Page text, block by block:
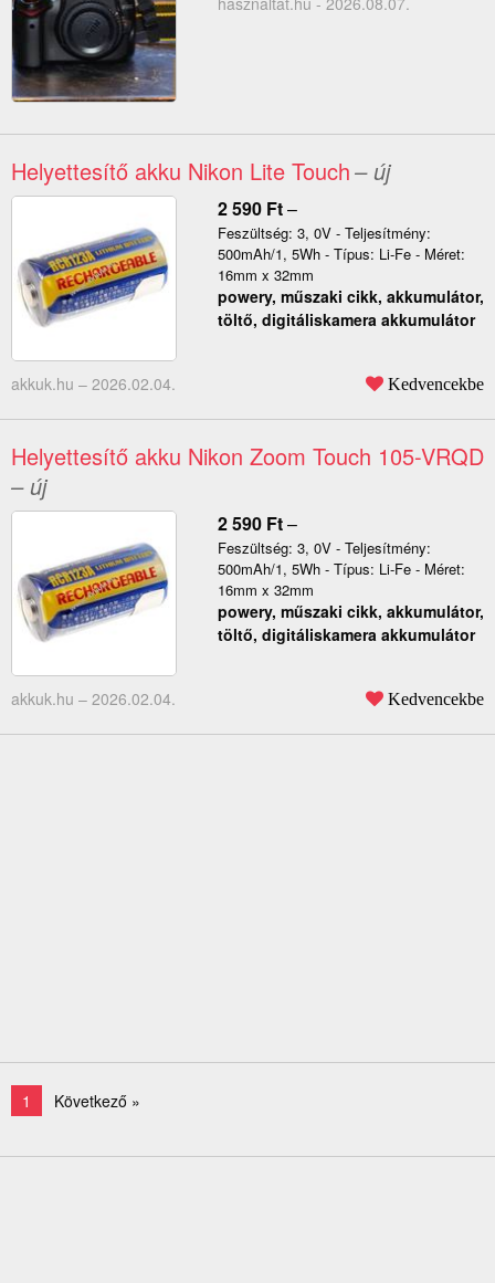
Helyettesítő akku Nikon Lite Touch– új
2 590 Ft–
Feszültség: 3, 0V - Teljesítmény:
500mAh/1, 5Wh - Típus: Li-Fe - Méret:
16mm x 32mm
powery, műszaki cikk, akkumulátor,
töltő, digitáliskamera akkumulátor
akkuk.hu – 2026.02.04. Kedvencekbe
Helyettesítő akku Nikon Zoom Touch 105-VRQD
– új
2 590 Ft–
Feszültség: 3, 0V - Teljesítmény:
500mAh/1, 5Wh - Típus: Li-Fe - Méret:
16mm x 32mm
powery, műszaki cikk, akkumulátor,
töltő, digitáliskamera akkumulátor
akkuk.hu – 2026.02.04. Kedvencekbe
1 Következő »